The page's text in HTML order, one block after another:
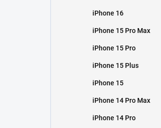
iPhone 16
iPhone 15 Pro Max
iPhone 15 Pro
iPhone 15 Plus
iPhone 15
iPhone 14 Pro Max
iPhone 14 Pro